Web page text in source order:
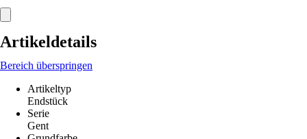
Artikeldetails
Bereich überspringen
Artikeltyp
Endstück
Serie
Gent